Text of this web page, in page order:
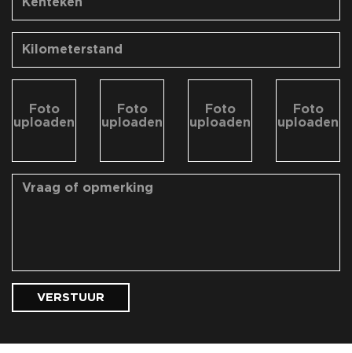
Foto
uploaden
Foto
uploaden
Foto
uploaden
Foto
uploaden
VERSTUUR